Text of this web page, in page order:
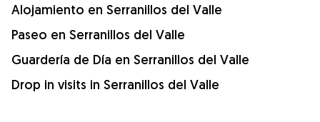
Alojamiento en Serranillos del Valle
Paseo en Serranillos del Valle
Guardería de Día en Serranillos del Valle
Drop in visits in Serranillos del Valle